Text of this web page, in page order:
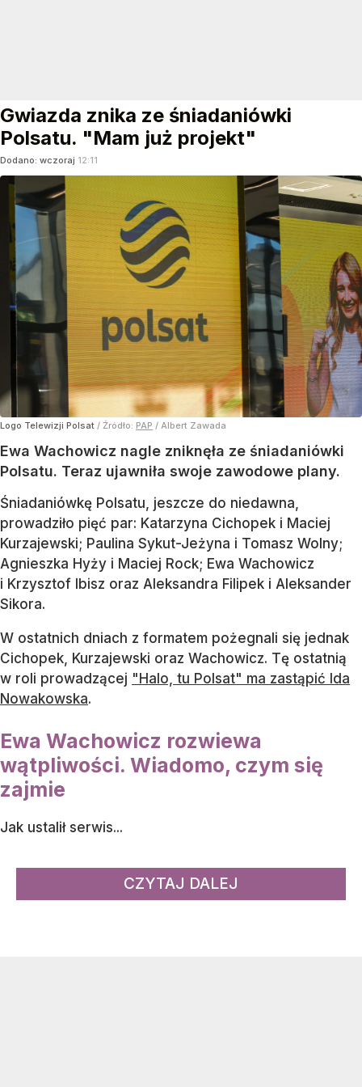
Gwiazda znika ze śniadaniówki
Polsatu. "Mam już projekt"
Dodano: wczoraj 12:11
Logo Telewizji Polsat / Źródło: PAP / Albert Zawada
Ewa Wachowicz nagle zniknęła ze śniadaniówki
Polsatu. Teraz ujawniła swoje zawodowe plany.
Śniadaniówkę Polsatu, jeszcze do niedawna,
prowadziło pięć par: Katarzyna Cichopek i Maciej
Kurzajewski; Paulina Sykut-Jeżyna i Tomasz Wolny;
Agnieszka Hyży i Maciej Rock; Ewa Wachowicz
i Krzysztof Ibisz oraz Aleksandra Filipek i Aleksander
Sikora.
W ostatnich dniach z formatem pożegnali się jednak
Cichopek, Kurzajewski oraz Wachowicz. Tę ostatnią
w roli prowadzącej "Halo, tu Polsat" ma zastąpić Ida
Nowakowska.
Ewa Wachowicz rozwiewa
wątpliwości. Wiadomo, czym się
zajmie
Jak ustalił serwis...
CZYTAJ DALEJ